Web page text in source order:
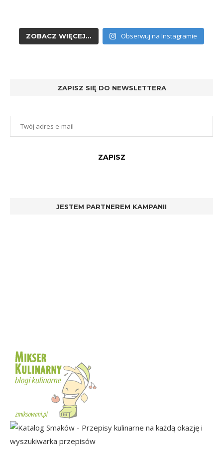
ZOBACZ WIĘCEJ... Obserwuj na Instagramie
ZAPISZ SIĘ DO NEWSLETTERA
JESTEM PARTNEREM KAMPANII